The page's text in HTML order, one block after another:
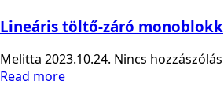
Lineáris töltő-záró monoblokk
Melitta 2023.10.24. Nincs hozzászólás
Read more